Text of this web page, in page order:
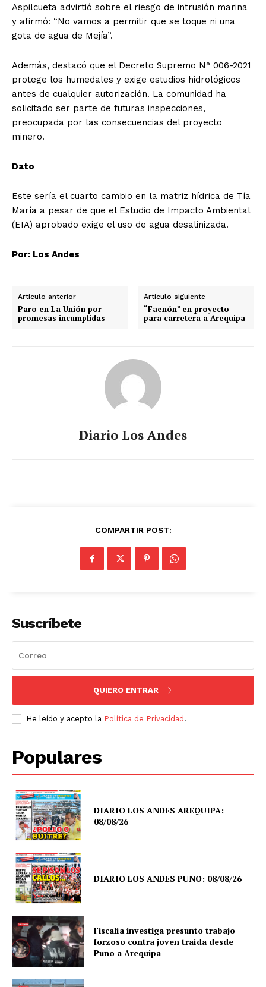
Aspilcueta advirtió sobre el riesgo de intrusión marina
y afirmó: “No vamos a permitir que se toque ni una
gota de agua de Mejía”.
Además, destacó que el Decreto Supremo N° 006-2021
protege los humedales y exige estudios hidrológicos
antes de cualquier autorización. La comunidad ha
solicitado ser parte de futuras inspecciones,
preocupada por las consecuencias del proyecto
minero.
Dato
Este sería el cuarto cambio en la matriz hídrica de Tía
María a pesar de que el Estudio de Impacto Ambiental
(EIA) aprobado exige el uso de agua desalinizada.
Por: Los Andes
Artículo anterior
Paro en La Unión por
promesas incumplidas
Artículo siguiente
“Faenón” en proyecto
para carretera a Arequipa
Diario Los Andes
COMPARTIR POST:
Suscríbete
QUIERO ENTRAR
He leído y acepto la Política de Privacidad .
Populares
DIARIO LOS ANDES AREQUIPA:
08/08/26
DIARIO LOS ANDES PUNO: 08/08/26
Fiscalía investiga presunto trabajo
forzoso contra joven traída desde
Puno a Arequipa